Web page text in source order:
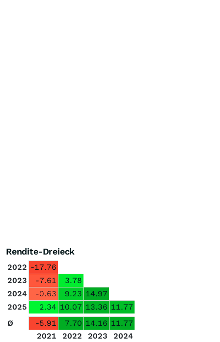
Rendite-Dreieck
2022 -17.76
2023
-7.61
3.78
2024
-0.63 9.23 14.97
2025
2.34 10.07 13.36 11.77
Ø
-5.91 7.70 14.16 11.77
2021
2022 2023 2024